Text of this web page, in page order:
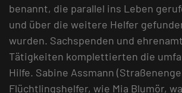
benannt, die parallel ins Leben
und über die weitere Helfer
wurden. Sachspenden und
Tätigkeiten komplettierten die
Hilfe. Sabine Assmann
Flüchtlingshelfer, wie Mia Blumör,